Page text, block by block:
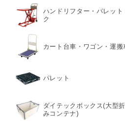
ハンドリフター・パレット
ク
カート台車・ワゴン・運搬
パレット
ダイテックボックス(大型
みコンテナ)